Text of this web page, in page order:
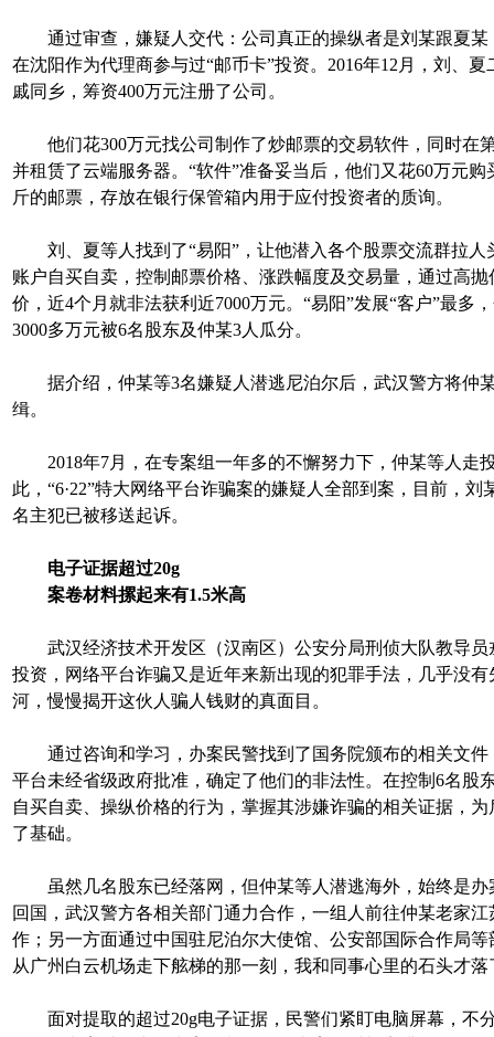
通过审查，嫌疑人交代：公司真正的操纵者是刘某跟夏某
在沈阳作为代理商参与过“邮币卡”投资。2016年12月，刘、
戚同乡，筹资400万元注册了公司。
他们花300万元找公司制作了炒邮票的交易软件，同时在
并租赁了云端服务器。“软件”准备妥当后，他们又花60万元购
斤的邮票，存放在银行保管箱内用于应付投资者的质询。
刘、夏等人找到了“易阳”，让他潜入各个股票交流群拉人
账户自买自卖，控制邮票价格、涨跌幅度及交易量，通过高
价，近4个月就非法获利近7000万元。“易阳”发展“客户”最多
3000多万元被6名股东及仲某3人瓜分。
据介绍，仲某等3名嫌疑人潜逃尼泊尔后，武汉警方将仲
缉。
2018年7月，在专案组一年多的不懈努力下，仲某等人走
此，“6·22”特大网络平台诈骗案的嫌疑人全部到案，目前，刘
名主犯已被移送起诉。
电子证据超过20g
案卷材料摞起来有1.5米高
武汉经济技术开发区（汉南区）公安分局刑侦大队教导员
投资，网络平台诈骗又是近年来新出现的犯罪手法，几乎没
河，慢慢揭开这伙人骗人钱财的真面目。
通过咨询和学习，办案民警找到了国务院颁布的相关文件
平台未经省级政府批准，确定了他们的非法性。在控制6名股
自买自卖、操纵价格的行为，掌握其涉嫌诈骗的相关证据，
了基础。
虽然几名股东已经落网，但仲某等人潜逃海外，始终是办
回国，武汉警方各相关部门通力合作，一组人前往仲某老家
作；另一方面通过中国驻尼泊尔大使馆、公安部国际合作局
从广州白云机场走下舷梯的那一刻，我和同事心里的石头才落
面对提取的超过20g电子证据，民警们紧盯电脑屏幕，不